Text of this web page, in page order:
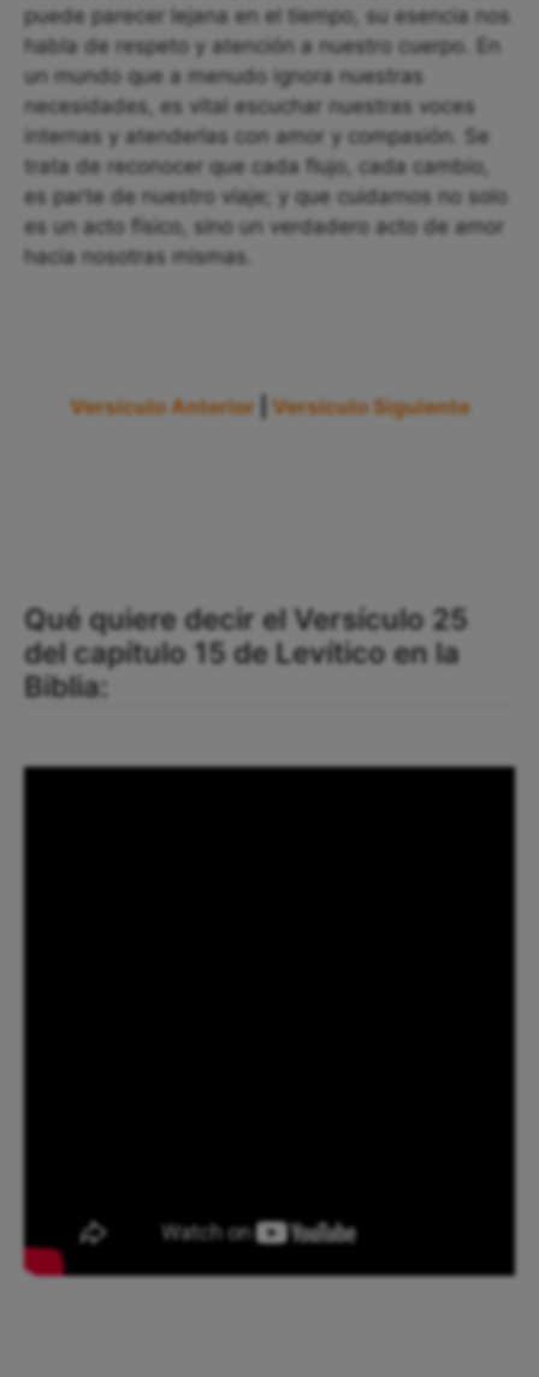
puede parecer lejana en el tiempo, su esencia nos
habla de respeto y atención a nuestro cuerpo. En
un mundo que a menudo ignora nuestras
necesidades, es vital escuchar nuestras voces
internas y atenderlas con amor y compasión. Se
trata de reconocer que cada flujo, cada cambio,
es parte de nuestro viaje; y que cuidarnos no solo
es un acto físico, sino un verdadero acto de amor
hacia nosotras mismas.
Versículo Anterior Versículo Siguiente
Qué quiere decir el Versículo 25
del capítulo 15 de Levítico en la
Biblia: